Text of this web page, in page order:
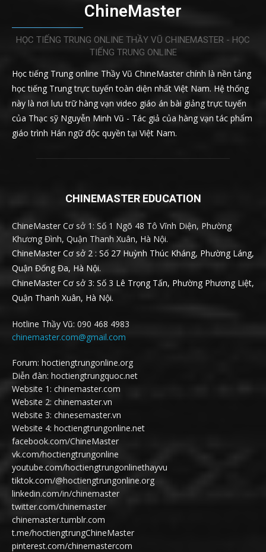
ChineMaster
HỌC TIẾNG TRUNG ONLINE THẦY VŨ CHINEMASTER - HỌC
TIẾNG TRUNG ONLINE
Học tiếng Trung online Thầy Vũ ChineMaster chính là nền tảng
học tiếng Trung trực tuyến toàn diện nhất Việt Nam. Hệ thống
này là nơi lưu trữ hàng vạn video giáo án bài giảng trực tuyến
của Thạc sỹ Nguyễn Minh Vũ - Tác giả của hàng vạn tác phẩm
giáo trình Hán ngữ độc quyền tại Việt Nam.
CHINEMASTER EDUCATION
ChineMaster Cơ sở 1: Số 1 Ngõ 48 Tô Vĩnh Diện, Phường
Khương Đình, Quận Thanh Xuân, Hà Nội.
ChineMaster Cơ sở 2 : Số 27 Huỳnh Thúc Kháng, Phường Láng,
Quận Đống Đa, Hà Nội.
ChineMaster Cơ sở 3: Số 3 Lê Trọng Tấn, Phường Phương Liệt,
Quận Thanh Xuân, Hà Nội.
Hotline Thầy Vũ: 090 468 4983
chinemaster.com@gmail.com
Forum: hoctiengtrungonline.org
Diễn đàn: hoctiengtrungquoc.net
Website 1: chinemaster.com
Website 2: chinemaster.vn
Website 3: chinesemaster.vn
Website 4: hoctiengtrungonline.net
facebook.com/ChineMaster
vk.com/hoctiengtrungonline
youtube.com/hoctiengtrungonlinethayvu
tiktok.com/@hoctiengtrungonline.org
linkedin.com/in/chinemaster
twitter.com/chinemaster
chinemaster.tumblr.com
t.me/hoctiengtrungChineMaster
pinterest.com/chinemastercom